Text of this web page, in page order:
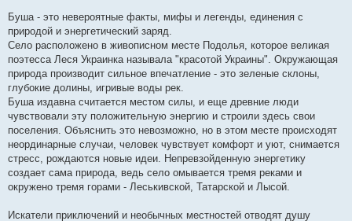
я
Буша - это невероятные факты, мифы и легенды, единения с
природой и энергетический заряд.
Село расположено в живописном месте Подолья, которое великая
поэтесса Леся Украинка называла "красотой Украины". Окружающая
природа производит сильное впечатление - это зеленые склоны,
глубокие долины, игривые воды рек.
Буша издавна считается местом силы, и еще древние люди
чувствовали эту положительную энергию и строили здесь свои
поселения. Объяснить это невозможно, но в этом месте происходят
неординарные случаи, человек чувствует комфорт и уют, снимается
стресс, рождаются новые идеи. Непревзойденную энергетику
создает сама природа, ведь село омывается тремя реками и
окружено тремя горами - Леськивской, Татарской и Лысой.
Искатели приключений и необычных местностей отводят душу